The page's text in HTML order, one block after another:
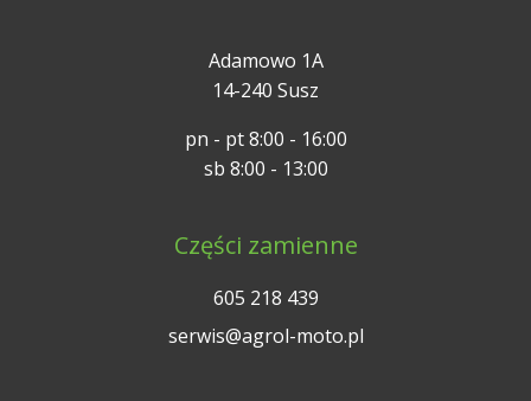
Adamowo 1A
14-240 Susz
pn - pt 8:00 - 16:00
sb 8:00 - 13:00
Części zamienne
605 218 439
serwis@agrol-moto.pl